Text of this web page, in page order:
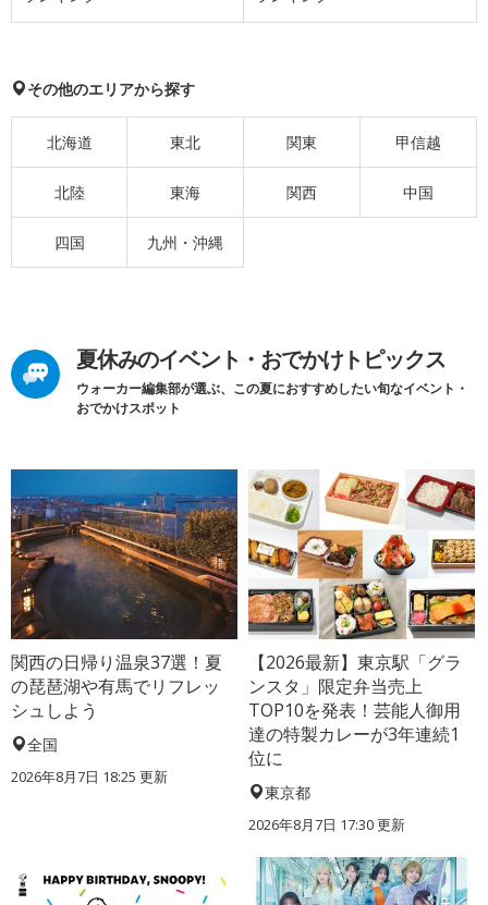
その他のエリアから探す
北海道 東北 関東 甲信越
北陸 東海 関西 中国
四国 九州・沖縄
夏休みのイベント・おでかけトピックス
ウォーカー編集部が選ぶ、この夏におすすめしたい旬なイベント・
おでかけスポット
関西の日帰り温泉37選！夏
の琵琶湖や有馬でリフレッ
シュしよう
全国
2026年8月7日 18:25 更新
【2026最新】東京駅「グラ
ンスタ」限定弁当売上
TOP10を発表！芸能人御用
達の特製カレーが3年連続1
位に
東京都
2026年8月7日 17:30更新